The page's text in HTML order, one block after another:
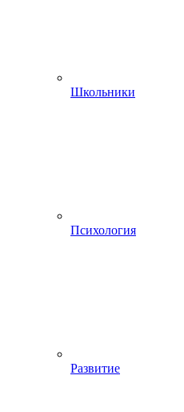
Школьники
Психология
Развитие